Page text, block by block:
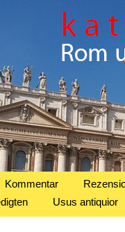
Kommentar
Usus antiquior